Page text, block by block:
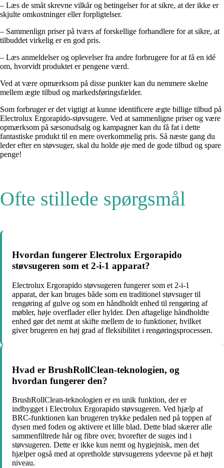
– Læs de småt skrevne vilkår og betingelser for at sikre, at der ikke er
skjulte omkostninger eller forpligtelser.
– Sammenlign priser på tværs af forskellige forhandlere for at sikre, at
tilbuddet virkelig er en god pris.
– Læs anmeldelser og oplevelser fra andre forbrugere for at få en idé
om, hvorvidt produktet er pengene værd.
Ved at være opmærksom på disse punkter kan du nemmere skelne
mellem ægte tilbud og markedsføringsfælder.
Som forbruger er det vigtigt at kunne identificere ægte billige tilbud på
Electrolux Ergorapido-støvsugere. Ved at sammenligne priser og være
opmærksom på sæsonudsalg og kampagner kan du få fat i dette
fantastiske produkt til en mere overkommelig pris. Så næste gang du
leder efter en støvsuger, skal du holde øje med de gode tilbud og spare
penge!
Ofte stillede spørgsmål
Hvordan fungerer Electrolux Ergorapido
støvsugeren som et 2-i-1 apparat?
Electrolux Ergorapido støvsugeren fungerer som et 2-i-1
apparat, der kan bruges både som en traditionel støvsuger til
rengøring af gulve og som en håndholdt enhed til rengøring af
møbler, høje overflader eller hylder. Den aftagelige håndholdte
enhed gør det nemt at skifte mellem de to funktioner, hvilket
giver brugeren en høj grad af fleksibilitet i rengøringsprocessen.
Hvad er BrushRollClean-teknologien, og
hvordan fungerer den?
BrushRollClean-teknologien er en unik funktion, der er
indbygget i Electrolux Ergorapido støvsugeren. Ved hjælp af
BRC-funktionen kan brugeren trykke pedalen ned på toppen af
dysen med foden og aktivere et lille blad. Dette blad skærer alle
sammenfiltrede hår og fibre over, hvorefter de suges ind i
støvsugeren. Dette er ikke kun nemt og hygiejnisk, men det
hjælper også med at opretholde støvsugerens ydeevne på et højt
niveau.